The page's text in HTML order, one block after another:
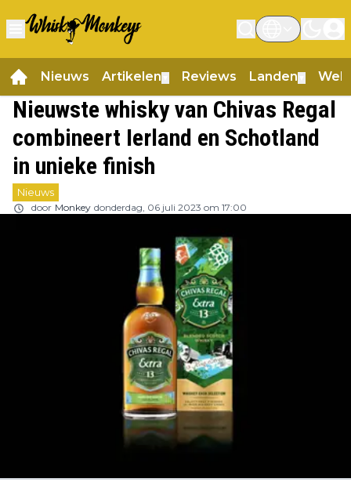
Nieuws Artikelen Reviews Landen
Nieuwste whisky van Chivas Regal
combineert Ierland en Schotland
in unieke finish
Nieuws
door Monkey donderdag, 06 juli 2023 om 17:00